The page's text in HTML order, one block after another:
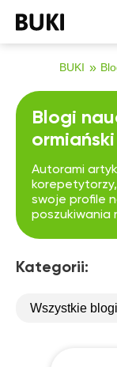
BUKI
Blogi
ormiański
Autorami
swoje profile
poszukiwania
Kategorii:
Wszystkie blogi